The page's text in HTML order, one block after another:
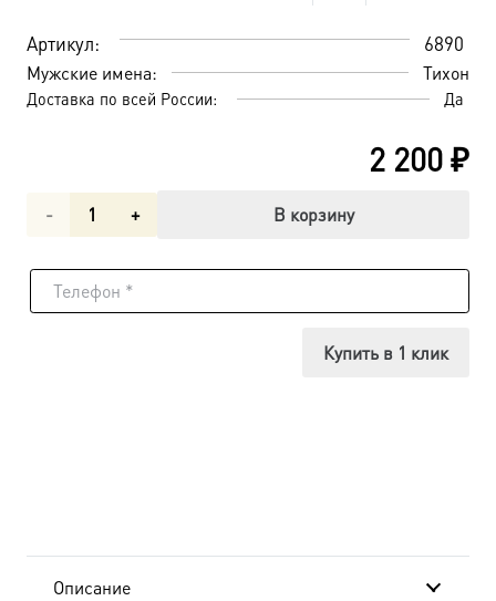
Артикул: 6890
Мужские имена: Тихон
Доставка по всей России: Да
2 200₽
Количество
Тихон
В корзину
Купить в 1 клик
Описание